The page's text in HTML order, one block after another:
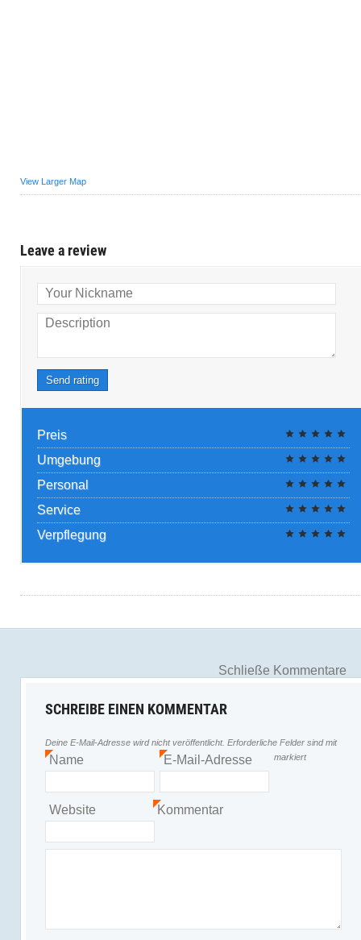
View Larger Map
Leave a review
Your Nickname
Description
Send rating
Preis
Umgebung
Personal
Service
Verpflegung
Schließe Kommentare
SCHREIBE EINEN KOMMENTAR
Deine E-Mail-Adresse wird nicht veröffentlicht. Erforderliche Felder sind mit
markiert
Name
*
E-Mail-Adresse
*
Website Kommentar
*